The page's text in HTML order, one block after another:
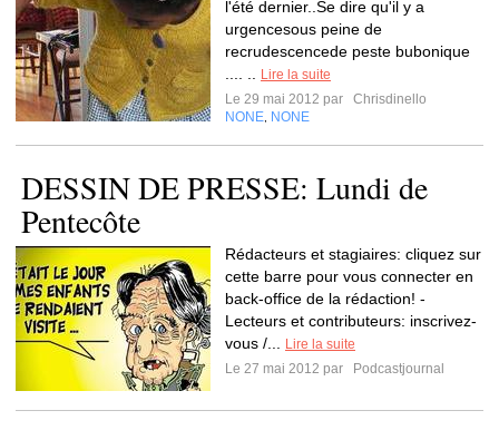
l'été dernier..Se dire qu'il y a
urgencesous peine de
recrudescencede peste bubonique
Lire la suite
Le 29 mai 2012 par
Chrisdinello
NONE NONE
DESSIN DE PRESSE: Lundi de
Pentecôte
Rédacteurs et stagiaires: cliquez sur
cette barre pour vous connecter en
back-office de la rédaction! -
Lecteurs et contributeurs: inscrivez-
vous /...
Lire la suite
Le 27 mai 2012 par
Podcastjournal